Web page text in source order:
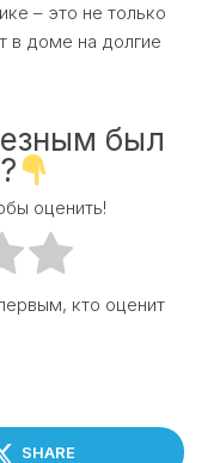
– это не только
в доме на долгие
был
оценить!
кто оценит
SHARE